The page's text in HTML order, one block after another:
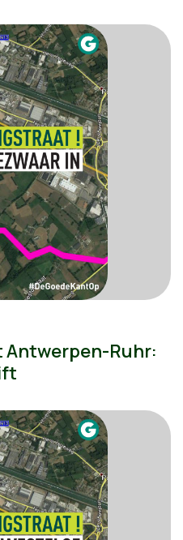
Antwerpen-Ruhr: